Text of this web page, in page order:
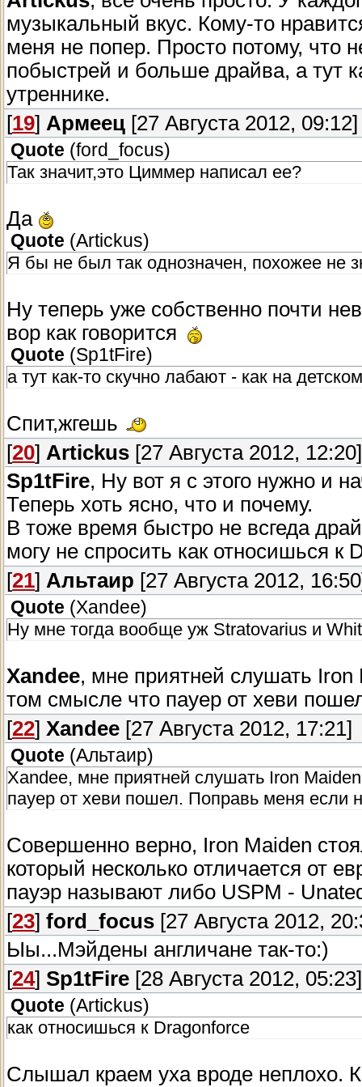
музыкальный вкус. Кому-то
меня не попер. Просто потому,
побыстрей и больше драйва, а тут
утреннике.
[19] Армеец [27 Августа 2012, 09:12]
Quote (ford_focus)
Так значит,это Циммер написал ее?
Да
Quote (Artickus)
Я бы не был так однозначен, похожее не
Ну теперь уже собственно почти
вор как говорится
Quote (Sp1tFire)
а тут как-то скучно лабают - как на
Спит,жгешь
[20] Artickus [27 Августа 2012, 12:20]
Sp1tFire, Ну вот я с этого нужно и
Теперь хоть ясно, что и почему.
В тоже время быстро не всгеда
могу не спросить как относишься к
[21] Альтаир [27 Августа 2012,
Quote (Xandee)
Ну мне тогда вообще уж Stratovarius и
Xandee, мне приятней слушать Iron
том смысле что пауер от хеви
[22] Xandee [27 Августа 2012, 17:21]
Quote (Альтаир)
Xandee, мне приятней слушать Iron
пауер от хеви пошел. Поправь меня если
Совершенно верно, Iron Maiden
который несколько отличается от
пауэр называют либо USPM -
[23] ford_focus [27 Августа 2012,
Ыы...Мэйдены англичане так-то:)
[24] Sp1tFire [28 Августа 2012, 05:23]
Quote (Artickus)
как относишься к Dragonforce
Слышал краем уха вроде неплохо.